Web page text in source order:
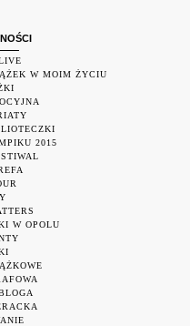
W MOIM ŻYCIU
2015
W OPOLU